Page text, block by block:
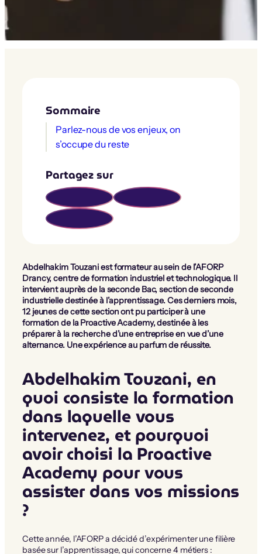
Abdelhakim Touzani est formateur au sein de l’AFORP
Drancy, centre de formation industriel et technologique. Il
intervient auprès de la seconde Bac, section de seconde
industrielle destinée à l’apprentissage. Ces derniers mois,
12 jeunes de cette section ont pu participer à une
formation de la Proactive Academy, destinée à les
préparer à la recherche d’une entreprise en vue d’une
alternance. Une expérience au parfum de réussite.
Abdelhakim Touzani, en
quoi consiste la formation
dans laquelle vous
intervenez, et pourquoi
avoir choisi la Proactive
Academy pour vous
assister dans vos missions
?
Cette année, l’AFORP a décidé d’expérimenter une filière
basée sur l’apprentissage, qui concerne 4 métiers :
Sommaire
Parlez-nous de vos enjeux, on
s’occupe du reste
Partagez sur